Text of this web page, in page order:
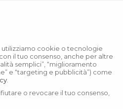
cookie o tecnologie
il tuo consenso, anche per altre
semplici”, “miglioramento
e “targeting e pubblicità”) come
o revocare il tuo consenso,